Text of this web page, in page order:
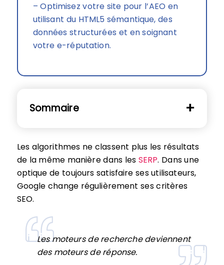
– Optimisez votre site pour l’AEO en
utilisant du HTML5 sémantique, des
données structurées et en soignant
votre e-réputation.
Sommaire
Les algorithmes ne classent plus les résultats
de la même manière dans les SERP. Dans une
optique de toujours satisfaire ses utilisateurs,
Google change régulièrement ses critères
SEO.
Les moteurs de recherche deviennent
des moteurs de réponse.